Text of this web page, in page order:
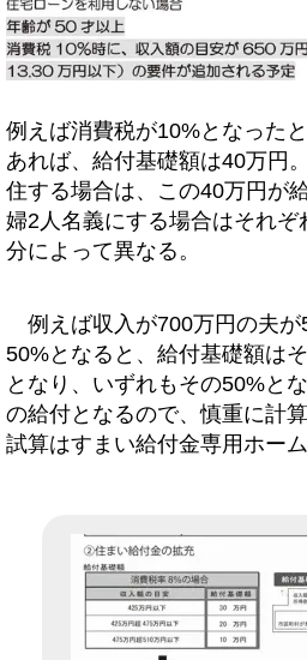
例えば消費税が10%となった
あれば、給付基礎額は40万円
住する場合は、この40万円が
婦2人名義にする場合はそれ
分によって異なる。
例えば収入が700万円の夫
50%となると、給付基礎額は
となり、いずれもその50%と
の給付となるので、慎重に計
試算はすまい給付金専用ホー